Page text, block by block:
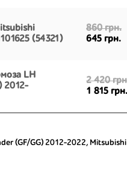
(54321)
860 грн.
645 грн.
LH
2012-
2 420
1 815 грн.
(GF/GG) 2012-2022, Mitsubishi